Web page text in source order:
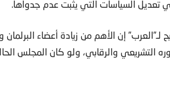
السياسات التي يثبت عدم جدواها.
إن الأهم من زيادة أعضاء البرلمان
التشريعي والرقابي، ولو كان المجلس